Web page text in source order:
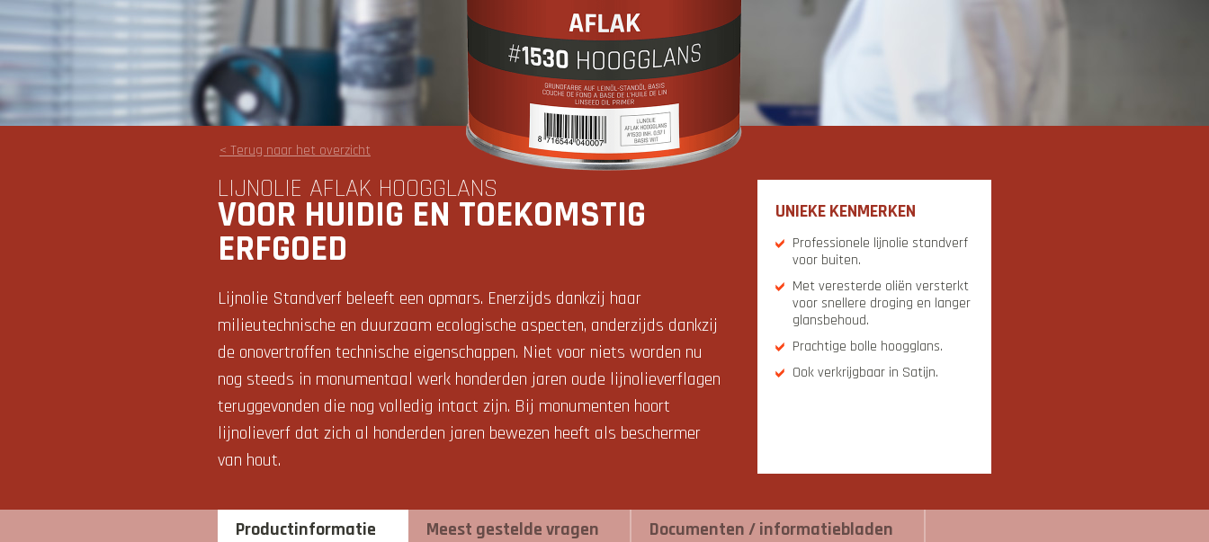
< Terug naar het overzicht
LIJNOLIE AFLAK HOOGGLANS
VOOR HUIDIG EN TOEKOMSTIG
ERFGOED
Lijnolie Standverf beleeft een opmars. Enerzijds dankzij haar
milieutechnische en duurzaam ecologische aspecten, anderzijds dankzij
de onovertroffen technische eigenschappen. Niet voor niets worden nu
nog steeds in monumentaal werk honderden jaren oude lijnolieverflagen
teruggevonden die nog volledig intact zijn. Bij monumenten hoort
lijnolieverf dat zich al honderden jaren bewezen heeft als beschermer
van hout.
UNIEKE KENMERKEN
Professionele lijnolie standverf
voor buiten.
Met veresterde oliën versterkt
voor snellere droging en langer
glansbehoud.
Prachtige bolle hoogglans.
Ook verkrijgbaar in Satijn.
Productinformatie Meest gestelde vragen Documenten / informatiebladen